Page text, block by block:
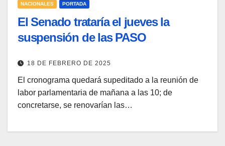
NACIONALES PORTADA
El Senado trataría el jueves la
suspensión de las PASO
18 DE FEBRERO DE 2025
El cronograma quedará supeditado a la reunión de
labor parlamentaria de mañana a las 10; de
concretarse, se renovarían las…